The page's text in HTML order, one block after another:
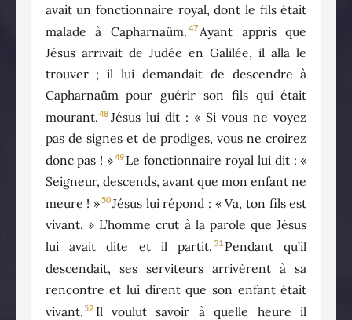
avait un fonctionnaire royal, dont le fils était
malade à Capharnaüm. 47 Ayant appris que
Jésus arrivait de Judée en Galilée, il alla le
trouver ; il lui demandait de descendre à
Capharnaüm pour guérir son fils qui était
mourant.48 Jésus lui dit : « Si vous ne voyez
pas de signes et de prodiges, vous ne croirez
donc pas ! »49 Le fonctionnaire royal lui dit : «
Seigneur, descends, avant que mon enfant ne
meure ! »50Jésus lui répond : « Va, ton fils est
vivant. » L’homme crut à la parole que Jésus
lui avait dite et il partit. 51 Pendant qu’il
descendait, ses serviteurs arrivèrent à sa
rencontre et lui dirent que son enfant était
vivant.52 Il voulut savoir à quelle heure il